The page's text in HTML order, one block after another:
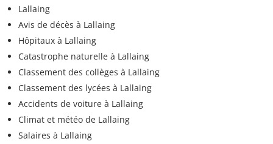
Lallaing
Avis de décès à Lallaing
Hôpitaux à Lallaing
Catastrophe naturelle à Lallaing
Classement des collèges à Lallaing
Classement des lycées à Lallaing
Accidents de voiture à Lallaing
Climat et météo de Lallaing
Salaires à Lallaing